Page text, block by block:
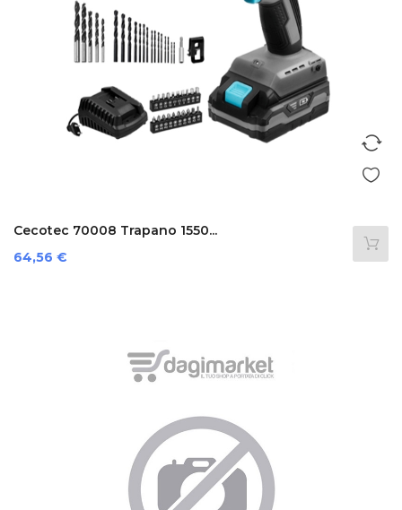
Cecotec 70008 Trapano 1550...
Prezzo
64,56 €